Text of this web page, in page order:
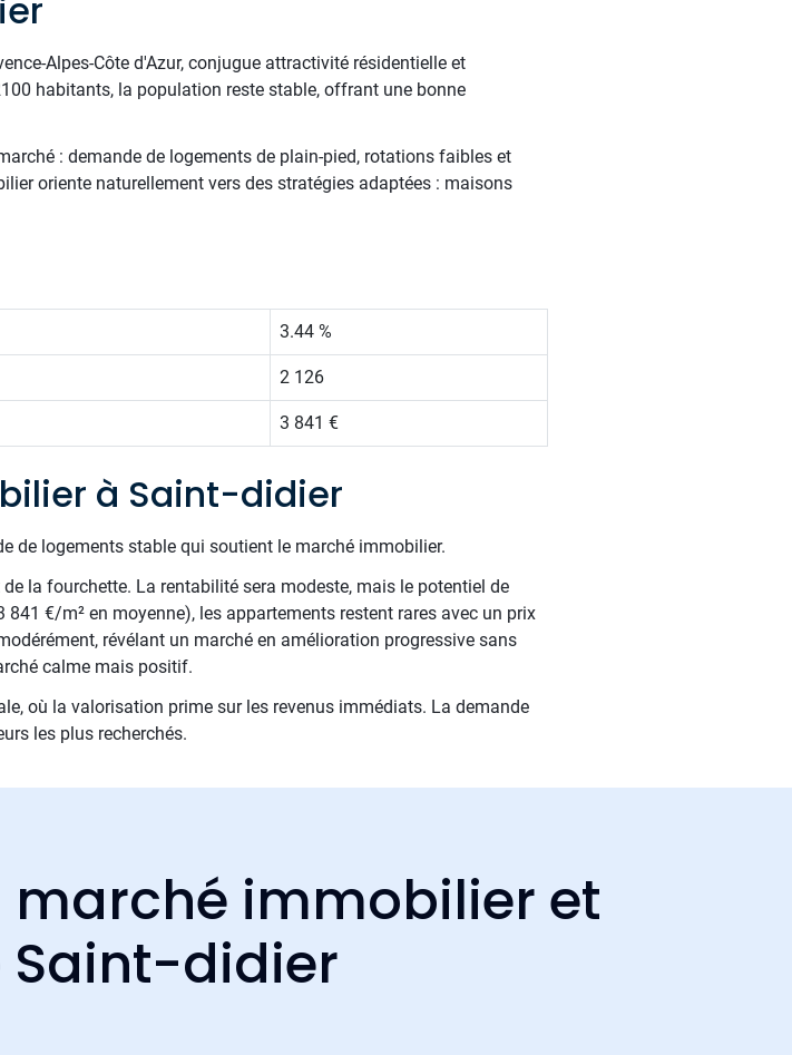
Alpes-Côte d'Azur, conjugue attractivité résidentielle et
habitants, la population reste stable, offrant une bonne
: demande de logements de plain-pied, rotations faibles et
oriente naturellement vers des stratégies adaptées : maisons
3.44 %
2 126
3 841 €
à Saint-didier
de logements stable qui soutient le marché immobilier.
la fourchette. La rentabilité sera modeste, mais le potentiel de
€/m² en moyenne), les appartements restent rares avec un prix
révélant un marché en amélioration progressive sans
calme mais positif.
où la valorisation prime sur les revenus immédiats. La demande
les plus recherchés.
marché immobilier et
Saint-didier